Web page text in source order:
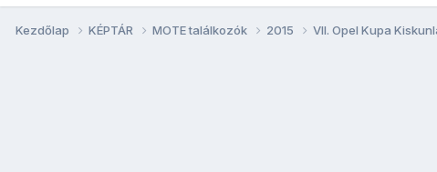
Kezdőlap KÉPTÁR MOTE találkozók 2015 VII. Opel Kupa